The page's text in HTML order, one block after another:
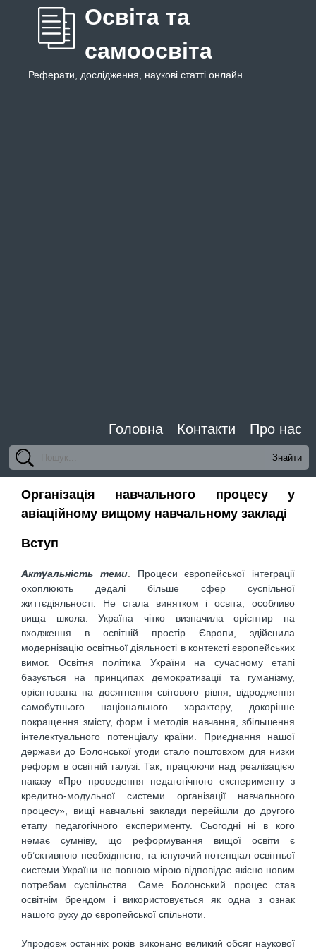
Освіта та
самоосвіта
Реферати, дослідження, наукові статті онлайн
Головна Контакти Про нас
Організація навчального процесу у
авіаційному вищому навчальному закладі
Вступ
Актуальність теми. Процеси європейської інтеграції
охоплюють дедалі більше сфер суспільної
життєдіяльності. Не стала винятком і освіта, особливо
вища школа. Україна чітко визначила орієнтир на
входження в освітній простір Європи, здійснила
модернізацію освітньої діяльності в контексті європейських
вимог. Освітня політика України на сучасному етапі
базується на принципах демократизації та гуманізму,
орієнтована на досягнення світового рівня, відродження
самобутнього національного характеру, докорінне
покращення змісту, форм і методів навчання, збільшення
інтелектуального потенціалу країни. Приєднання нашої
держави до Болонської угоди стало поштовхом для низки
реформ в освітній галузі. Так, працюючи над реалізацією
наказу «Про проведення педагогічного експерименту з
кредитно-модульної системи організації навчального
процесу», вищі навчальні заклади перейшли до другого
етапу педагогічного експерименту. Сьогодні ні в кого
немає сумніву, що реформування вищої освіти є
об’єктивною необхідністю, та існуючий потенціал освітньої
системи України не повною мірою відповідає якісно новим
потребам суспільства. Саме Болонський процес став
освітнім брендом і використовується як одна з ознак
нашого руху до європейської спільноти.
Упродовж останніх років виконано великий обсяг наукової